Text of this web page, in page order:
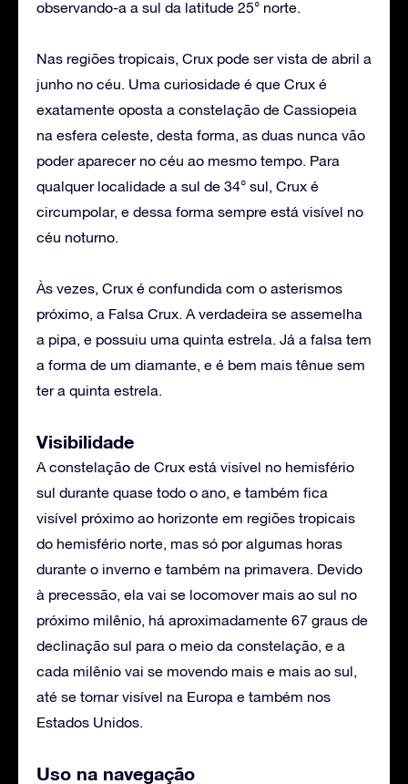
observando-a a sul da latitude 25° norte.
Nas regiões tropicais, Crux pode ser vista de abril a
junho no céu. Uma curiosidade é que Crux é
exatamente oposta a constelação de Cassiopeia
na esfera celeste, desta forma, as duas nunca vão
poder aparecer no céu ao mesmo tempo. Para
qualquer localidade a sul de 34° sul, Crux é
circumpolar, e dessa forma sempre está visível no
céu noturno.
Às vezes, Crux é confundida com o asterismos
próximo, a Falsa Crux. A verdadeira se assemelha
a pipa, e possuiu uma quinta estrela. Já a falsa tem
a forma de um diamante, e é bem mais tênue sem
ter a quinta estrela.
Visibilidade
A constelação de Crux está visível no hemisfério
sul durante quase todo o ano, e também fica
visível próximo ao horizonte em regiões tropicais
do hemisfério norte, mas só por algumas horas
durante o inverno e também na primavera. Devido
à precessão, ela vai se locomover mais ao sul no
próximo milênio, há aproximadamente 67 graus de
declinação sul para o meio da constelação, e a
cada milênio vai se movendo mais e mais ao sul,
até se tornar visível na Europa e também nos
Estados Unidos.
Uso na navegação